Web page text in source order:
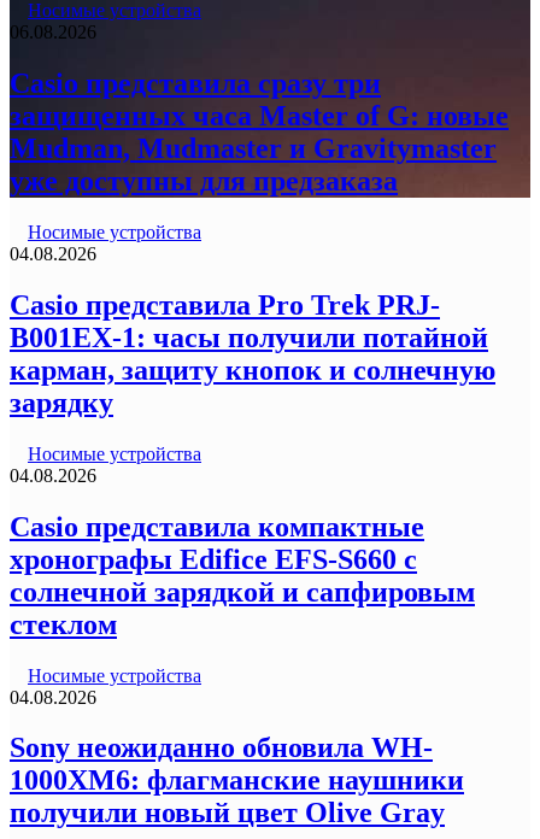
Носимые устройства
06.08.2026
Casio представила сразу три
защищенных часа Master of G: новые
Mudman, Mudmaster и Gravitymaster
уже доступны для предзаказа
Носимые устройства
04.08.2026
Casio представила Pro Trek PRJ-
B001EX-1: часы получили потайной
карман, защиту кнопок и солнечную
зарядку
Носимые устройства
04.08.2026
Casio представила компактные
хронографы Edifice EFS-S660 с
солнечной зарядкой и сапфировым
стеклом
Носимые устройства
04.08.2026
Sony неожиданно обновила WH-
1000XM6: флагманские наушники
получили новый цвет Olive Gray